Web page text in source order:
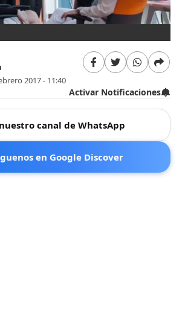
2017 - 11:40
Activar Notificaciones
canal de WhatsApp
en Google Discover